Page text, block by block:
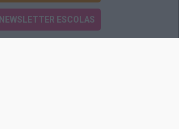
NEWSLETTER ESCOLAS